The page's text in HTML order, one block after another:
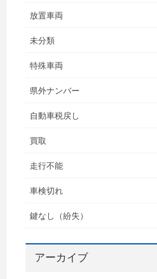
放置車両
未分類
特殊車両
県外ナンバー
自動車税戻し
買取
走行不能
車検切れ
鍵なし（紛失）
アーカイブ